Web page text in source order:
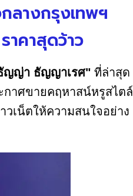
ลางกรุงเทพฯ
คาสุดว้าว
ญญ่า ธัญญาเรศ" ที่ล่าสุด
กาศขายคฤหาสน์หรูสไตล์
เน็ตให้ความสนใจอย่าง